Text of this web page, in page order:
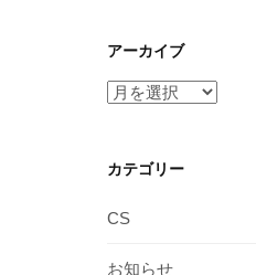
アーカイブ
ア
イ
カテゴリー
CS
お知らせ